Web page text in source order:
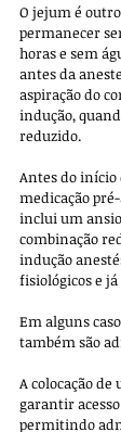
O jejum é
permanecer
horas e sem
antes da
aspiração do
indução,
reduzido.
Antes do início
medicação
inclui um
combinação
indução
fisiológicos e
Em alguns
também são
A colocação
garantir
permitindo